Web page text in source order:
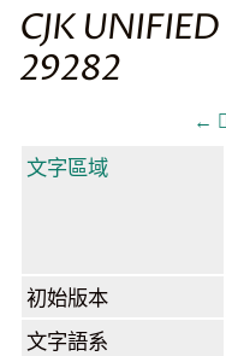
CJK
29282
←
文字區域
初始版本
文字語系